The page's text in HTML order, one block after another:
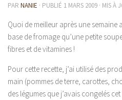
PAR NANIE · PUBLIÉ 1 MARS 2009 · MIS À
Quoi de meilleur après une semaine
base de fromage qu’une petite
fibres et de vitamines !
Pour cette recette, j’ai utilisé des
main (pommes de terre, carottes,
des légumes que j’avais congelés